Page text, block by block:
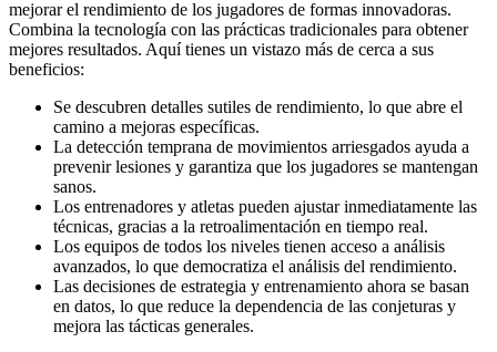
mejorar el rendimiento de los jugadores de formas innovadoras.
Combina la tecnología con las prácticas tradicionales para obtener
mejores resultados. Aquí tienes un vistazo más de cerca a sus
beneficios:
Se descubren detalles sutiles de rendimiento, lo que abre el
camino a mejoras específicas.
La detección temprana de movimientos arriesgados ayuda a
prevenir lesiones y garantiza que los jugadores se mantengan
sanos.
Los entrenadores y atletas pueden ajustar inmediatamente las
técnicas, gracias a la retroalimentación en tiempo real.
Los equipos de todos los niveles tienen acceso a análisis
avanzados, lo que democratiza el análisis del rendimiento.
Las decisiones de estrategia y entrenamiento ahora se basan
en datos, lo que reduce la dependencia de las conjeturas y
mejora las tácticas generales.